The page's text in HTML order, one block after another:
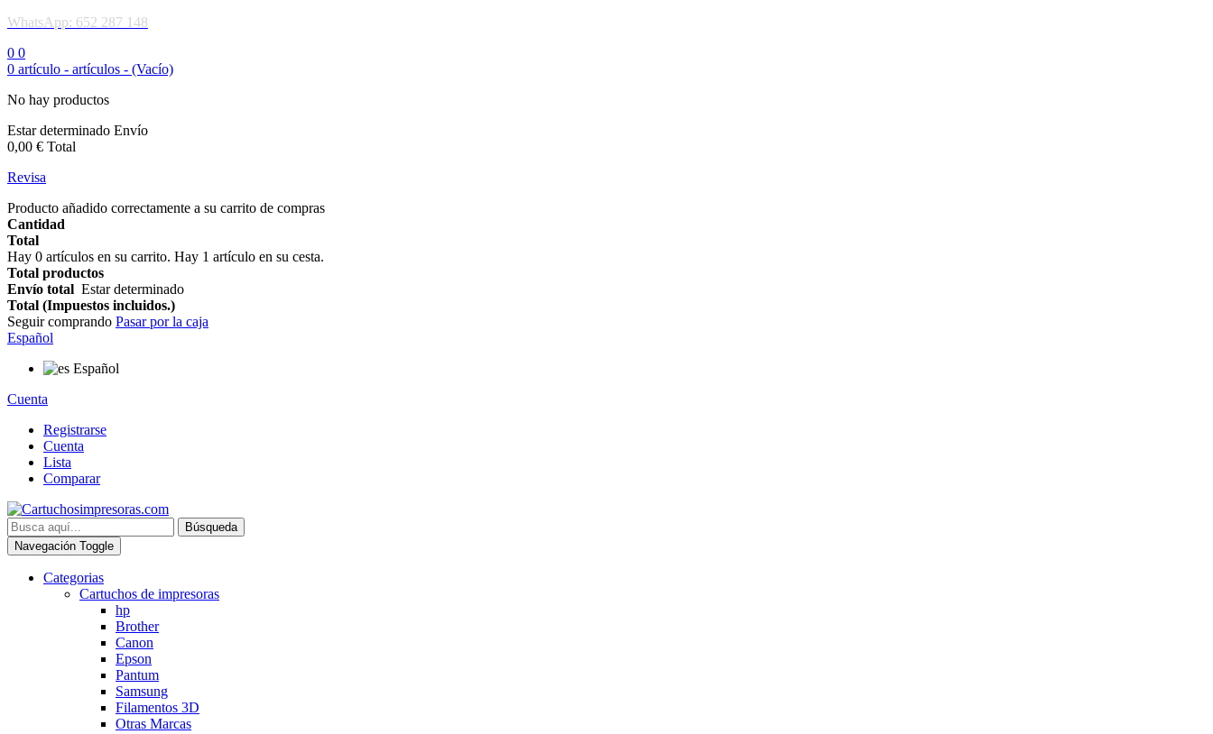
WhatsApp: 652 287 148
0 0
0 artículo - artículos - (Vacío)
No hay productos
Estar determinado Envío
0,00 € Total
Revisa
Producto añadido correctamente a su carrito de compras
Cantidad
Total
Hay 0 artículos en su carrito. Hay 1 artículo en su cesta.
Total productos
Envío total Estar determinado
Total (Impuestos incluidos.)
Seguir comprando Pasar por la caja
Español
Español
Cuenta
Registrarse
Cuenta
Lista
Comparar
Búsqueda
Navegación Toggle
Categorias
Cartuchos de impresoras
hp
Brother
Canon
Epson
Pantum
Samsung
Filamentos 3D
Otras Marcas